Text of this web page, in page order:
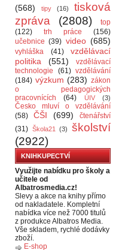
(568)
tipy (16)
tisková
zpráva
(2808)
top
(122)
trh práce
(156)
učebnice (39) video (685)
vyhláška (41)
vzdělávací
politika
(551)
vzdělávací
technologie
(61) vzdělávání
(184) výzkum (283) zákon
o pedagogických
pracovnících
(64) ÚIV (3)
Česko mluví o vzdělávání
(58)
ČŠI (699)
čtenářství
(31) Škola21 (3)
školství
(2922)
KNIHKUPECTVÍ
Využijte nabídku pro školy a
učitele od
Albatrosmedia.cz!
Slevy a akce na knihy přímo
od nakladatele. Kompletní
nabídka více než 7000 titulů
z produkce Albatros Media.
Vše skladem, rychlé dodávky
zboží.
E-shop